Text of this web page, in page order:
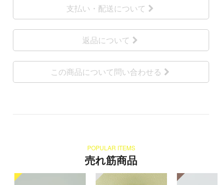
支払い・配送について
返品について
この商品について問い合わせる
POPULAR ITEMS
売れ筋商品